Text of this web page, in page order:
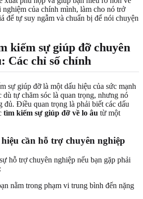
nghiệm của chính mình, làm cho nó trở
để tự suy ngẫm và chuẩn bị để nói chuyện
kiếm sự giúp đỡ chuyên
Các chỉ số chính
sự giúp đỡ là một dấu hiệu của sức mạnh
tự chăm sóc là quan trọng, nhưng nó
đủ. Điều quan trọng là phải biết các dấu
tìm kiếm sự giúp đỡ về lo âu từ một
cần hỗ trợ chuyên nghiệp
hỗ trợ chuyên nghiệp nếu bạn gặp phải
nằm trong phạm vi trung bình đến nặng